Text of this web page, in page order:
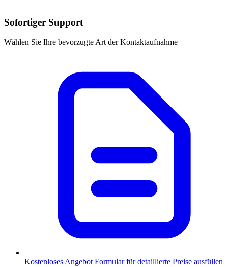
Sofortiger Support
Wählen Sie Ihre bevorzugte Art der Kontaktaufnahme
Kostenloses Angebot Formular für detaillierte Preise ausfüllen